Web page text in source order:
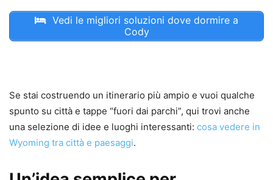
Vedi le migliori soluzioni dove dormire a
Cody
Se stai costruendo un itinerario più ampio e vuoi qualche
spunto su città e tappe “fuori dai parchi”, qui trovi anche
una selezione di idee e luoghi interessanti: cosa vedere in
Wyoming tra città e paesaggi.